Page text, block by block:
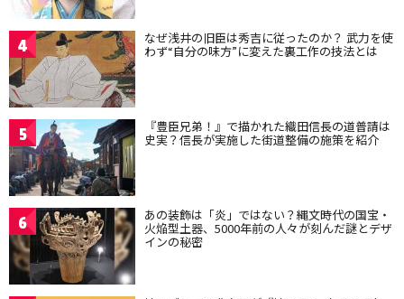
4 なぜ浅井の旧臣は秀吉に従ったのか？ 武力を使
わず“自分の味方”に変えた裏工作の技法とは
5 『豊臣兄弟！』で描かれた織田信長の道普請は
史実？信長が実施した街道整備の施策を紹介
6 あの装飾は「炎」ではない？縄文時代の国宝・
火焔型土器、5000年前の人々が刻んだ謎とデザ
インの秘密